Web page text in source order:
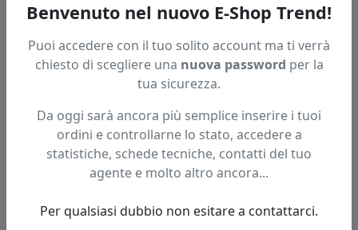
Articolo non trovato.
Hai trovato questo prodotto ad un prezzo più basso?
Fai una segnalazione
Confronta con articoli simili
Benvenuto nel nuovo E-Shop Trend!
Puoi accedere con il tuo solito account ma ti verrà
chiesto di scegliere una nuova password per la
tua sicurezza.
Da oggi sarà ancora più semplice inserire i tuoi
ordini e controllarne lo stato, accedere a
statistiche, schede tecniche, contatti del tuo
agente e molto altro ancora...
Per qualsiasi dubbio non esitare a contattarci.